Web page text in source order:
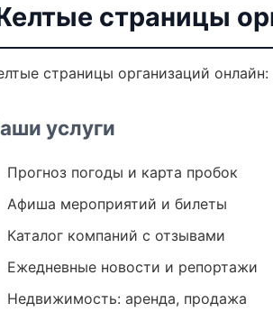
страницы
страницы организаций
услуги
Прогноз погоды и карта пробок
Афиша мероприятий и билеты
Каталог компаний с отзывами
Ежедневные новости и репортажи
Недвижимость: аренда, продажа